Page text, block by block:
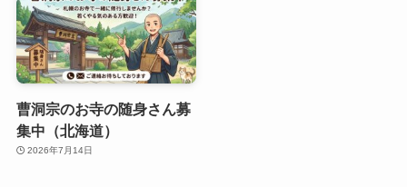
曹洞宗のお寺の随身さん募
集中（北海道）
2026年7月14日